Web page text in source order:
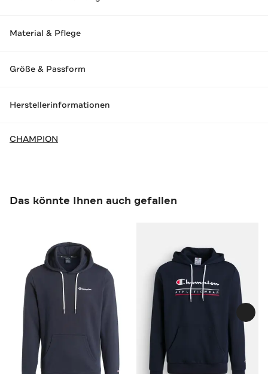
Material & Pflege
Größe & Passform
Herstellerinformationen
CHAMPION
Das könnte Ihnen auch gefallen